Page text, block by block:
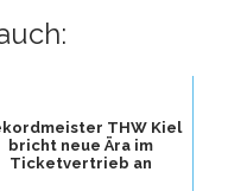
THW Kiel
bricht neue Ära im
Ticketvertrieb an